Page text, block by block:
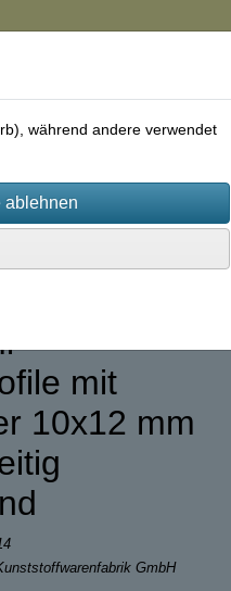
mit
10x12 mm
GmbH
während andere verwendet